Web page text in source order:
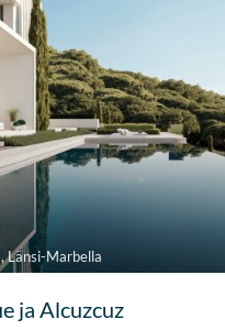
,Länsi-Marbella
ja Alcuzcuz